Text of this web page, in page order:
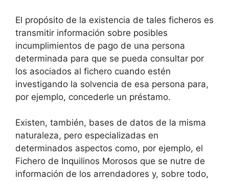
El propósito de la existencia de tales ficheros es
transmitir información sobre posibles
incumplimientos de pago de una persona
determinada para que se pueda consultar por
los asociados al fichero cuando estén
investigando la solvencia de esa persona para,
por ejemplo, concederle un préstamo.
Existen, también, bases de datos de la misma
naturaleza, pero especializadas en
determinados aspectos como, por ejemplo, el
Fichero de Inquilinos Morosos que se nutre de
información de los arrendadores y, sobre todo,